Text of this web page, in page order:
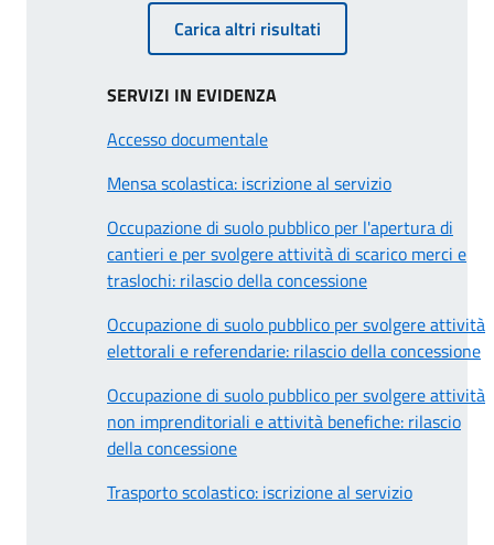
Carica altri risultati
SERVIZI IN EVIDENZA
Accesso documentale
Mensa scolastica: iscrizione al servizio
Occupazione di suolo pubblico per l'apertura di
cantieri e per svolgere attività di scarico merci e
traslochi: rilascio della concessione
Occupazione di suolo pubblico per svolgere attività
elettorali e referendarie: rilascio della concessione
Occupazione di suolo pubblico per svolgere attività
non imprenditoriali e attività benefiche: rilascio
della concessione
Trasporto scolastico: iscrizione al servizio